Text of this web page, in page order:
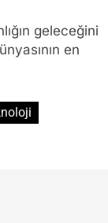
geleceğini
en